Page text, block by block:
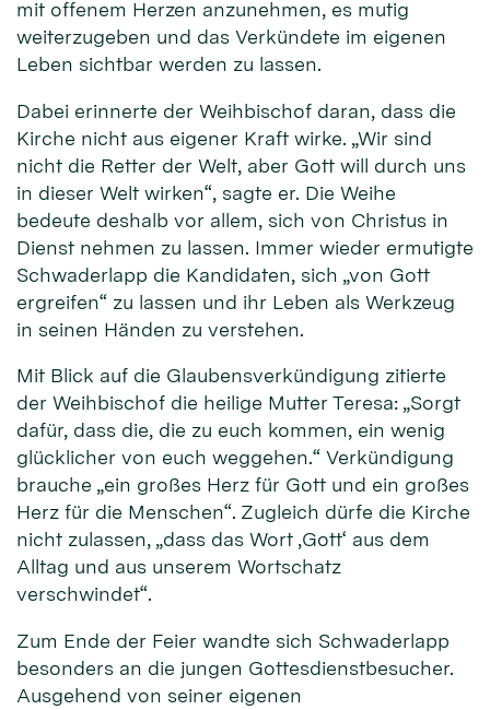
mit offenem Herzen anzunehmen, es mutig
weiterzugeben und das Verkündete im eigenen
Leben sichtbar werden zu lassen.
Dabei erinnerte der Weihbischof daran, dass die
Kirche nicht aus eigener Kraft wirke. „Wir sind
nicht die Retter der Welt, aber Gott will durch uns
in dieser Welt wirken“, sagte er. Die Weihe
bedeute deshalb vor allem, sich von Christus in
Dienst nehmen zu lassen. Immer wieder ermutigte
Schwaderlapp die Kandidaten, sich „von Gott
ergreifen“ zu lassen und ihr Leben als Werkzeug
in seinen Händen zu verstehen.
Mit Blick auf die Glaubensverkündigung zitierte
der Weihbischof die heilige Mutter Teresa: „Sorgt
dafür, dass die, die zu euch kommen, ein wenig
glücklicher von euch weggehen.“ Verkündigung
brauche „ein großes Herz für Gott und ein großes
Herz für die Menschen“. Zugleich dürfe die Kirche
nicht zulassen, „dass das Wort ‚Gott‘ aus dem
Alltag und aus unserem Wortschatz
verschwindet“.
Zum Ende der Feier wandte sich Schwaderlapp
besonders an die jungen Gottesdienstbesucher.
Ausgehend von seiner eigenen